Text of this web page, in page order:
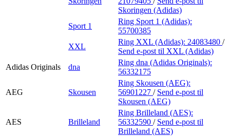
Skoringen (Adidas)
Sport 1
Ring Sport 1 (Adidas):
55700385
XXL
Ring XXL (Adidas): 24083480 /
Send e-post til XXL (Adidas)
Adidas Originals
dna
Ring dna (Adidas Originals):
56332175
AEG Skousen
Ring Skousen (AEG):
56901227 / Send e-post til
Skousen (AEG)
AES Brilleland
Ring Brilleland (AES):
56332590 / Send e-post til
Brilleland (AES)